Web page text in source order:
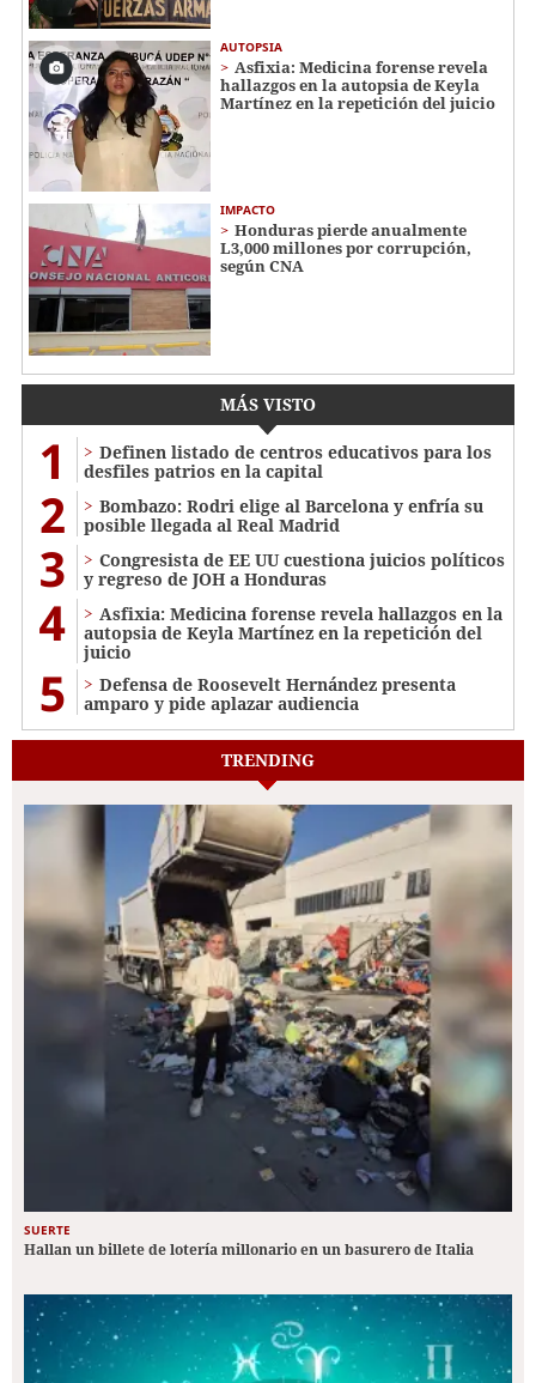
AUTOPSIA
Asfixia: Medicina forense revela
hallazgos en la autopsia de Keyla
Martínez en la repetición del juicio
IMPACTO
Honduras pierde anualmente
L3,000 millones por corrupción,
según CNA
MÁS VISTO
1
Definen listado de centros educativos para los
desfiles patrios en la capital
2
Bombazo: Rodri elige al Barcelona y enfría su
posible llegada al Real Madrid
3
Congresista de EE UU cuestiona juicios políticos
y regreso de JOH a Honduras
4
Asfixia: Medicina forense revela hallazgos en la
autopsia de Keyla Martínez en la repetición del
juicio
5
Defensa de Roosevelt Hernández presenta
amparo y pide aplazar audiencia
TRENDING
SUERTE
Hallan un billete de lotería millonario en un basurero de Italia